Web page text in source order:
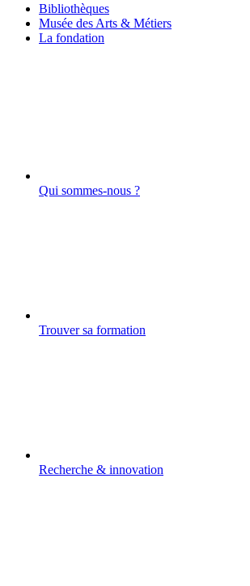
Bibliothèques
Musée des Arts & Métiers
La fondation
Qui sommes-nous ?
Trouver sa formation
Recherche & innovation